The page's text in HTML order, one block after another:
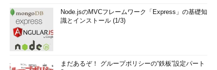
め、そのまま使えることが多い。ただし、アップグレードではな
くWindows 10を新たに導入した場合は、新規にドライバをイン
ストールする必要がある。Windows 10用と銘打ったドライバが
なくても、Windows 8／8.1向けのものを利用できることが多い
Node.jsのMVCフレームワーク「Express」の基礎知
識とインストール (1/3)
まだあるぞ！ グループポリシーの“鉄板”設定パート